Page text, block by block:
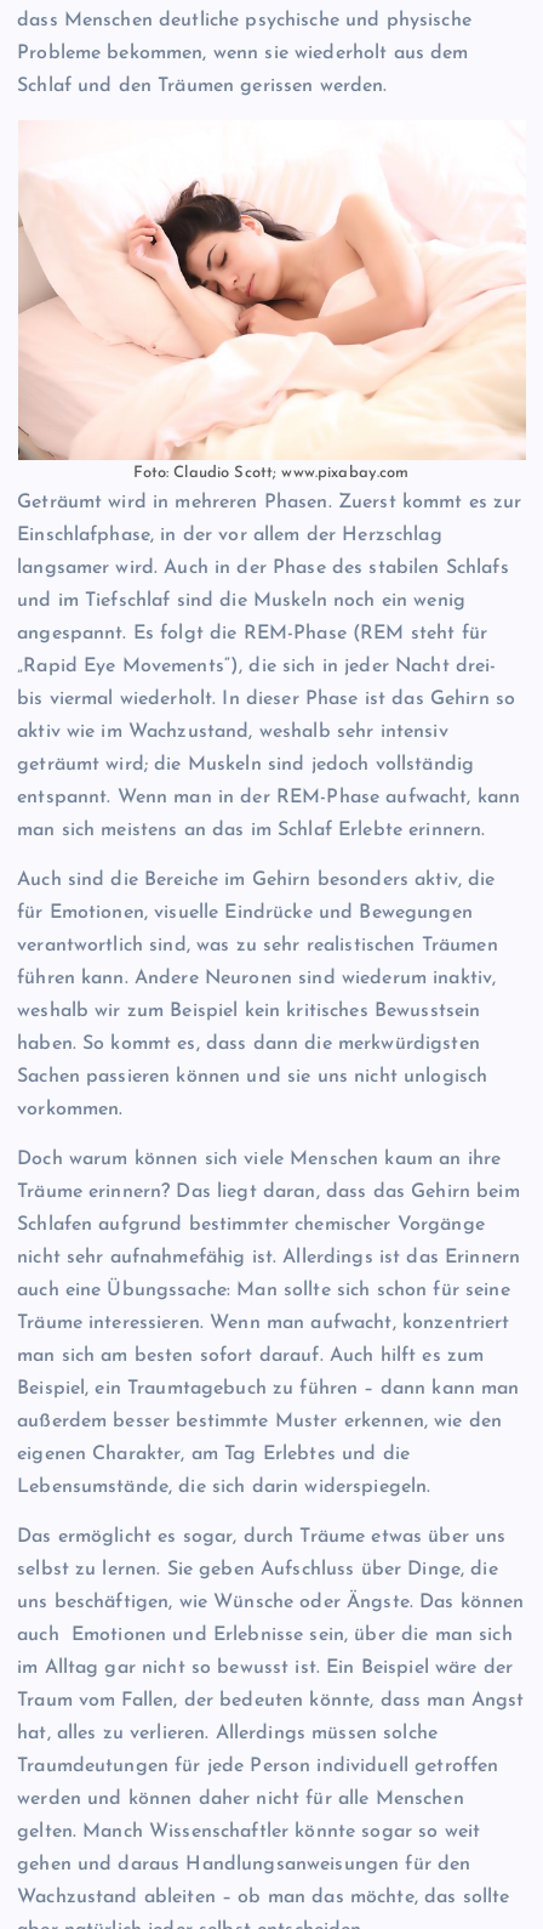
dass Menschen deutliche psychische und physische
Probleme bekommen, wenn sie wiederholt aus dem
Schlaf und den Träumen gerissen werden.
Foto: Claudio Scott; www.pixabay.com
Geträumt wird in mehreren Phasen. Zuerst kommt es zur
Einschlafphase, in der vor allem der Herzschlag
langsamer wird. Auch in der Phase des stabilen Schlafs
und im Tiefschlaf sind die Muskeln noch ein wenig
angespannt. Es folgt die REM-Phase (REM steht für
„Rapid Eye Movements“), die sich in jeder Nacht drei-
bis viermal wiederholt. In dieser Phase ist das Gehirn so
aktiv wie im Wachzustand, weshalb sehr intensiv
geträumt wird; die Muskeln sind jedoch vollständig
entspannt. Wenn man in der REM-Phase aufwacht, kann
man sich meistens an das im Schlaf Erlebte erinnern.
Auch sind die Bereiche im Gehirn besonders aktiv, die
für Emotionen, visuelle Eindrücke und Bewegungen
verantwortlich sind, was zu sehr realistischen Träumen
führen kann. Andere Neuronen sind wiederum inaktiv,
weshalb wir zum Beispiel kein kritisches Bewusstsein
haben. So kommt es, dass dann die merkwürdigsten
Sachen passieren können und sie uns nicht unlogisch
vorkommen.
Doch warum können sich viele Menschen kaum an ihre
Träume erinnern? Das liegt daran, dass das Gehirn beim
Schlafen aufgrund bestimmter chemischer Vorgänge
nicht sehr aufnahmefähig ist. Allerdings ist das Erinnern
auch eine Übungssache: Man sollte sich schon für seine
Träume interessieren. Wenn man aufwacht, konzentriert
man sich am besten sofort darauf. Auch hilft es zum
Beispiel, ein Traumtagebuch zu führen – dann kann man
außerdem besser bestimmte Muster erkennen, wie den
eigenen Charakter, am Tag Erlebtes und die
Lebensumstände, die sich darin widerspiegeln.
Das ermöglicht es sogar, durch Träume etwas über uns
selbst zu lernen. Sie geben Aufschluss über Dinge, die
uns beschäftigen, wie Wünsche oder Ängste. Das können
auch Emotionen und Erlebnisse sein, über die man sich
im Alltag gar nicht so bewusst ist. Ein Beispiel wäre der
Traum vom Fallen, der bedeuten könnte, dass man Angst
hat, alles zu verlieren. Allerdings müssen solche
Traumdeutungen für jede Person individuell getroffen
werden und können daher nicht für alle Menschen
gelten. Manch Wissenschaftler könnte sogar so weit
gehen und daraus Handlungsanweisungen für den
Wachzustand ableiten – ob man das möchte, das sollte